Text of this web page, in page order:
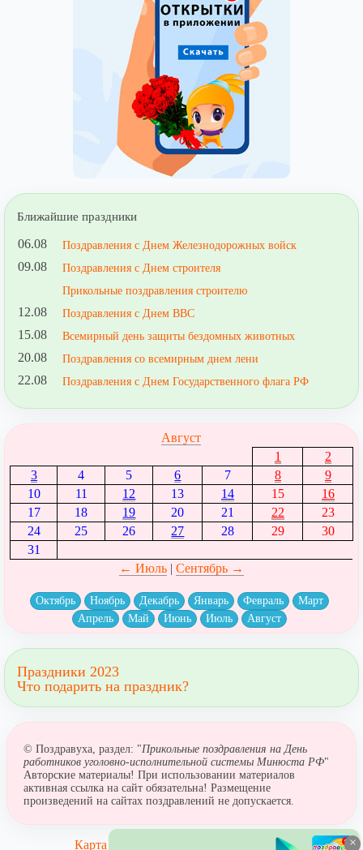
Ближайшие праздники
06.08 Поздравления с Днем Железнодорожных войск
09.08
Поздравления с Днем строителя
Прикольные поздравления строителю
12.08 Поздравления с Днем ВВС
15.08 Всемирный день защиты бездомных животных
20.08 Поздравления со всемирным днем лени
22.08 Поздравления с Днем Государственного флага РФ
Август
1
2
3
4 5 6 7 8
9
10
11 12 13 14 15
16
17
18 19 20 21 22
23
24
25 26 27 28 29
30
31
← Июль| Сентябрь →
Октябрь Ноябрь Декабрь Январь Февраль
Март
Апрель
Май Июнь Июль Август
Праздники 2023
Что подарить на праздник?
© Поздравуха, раздел: "Прикольные поздравления на День
работников уголовно-исполнительной системы Минюста РФ"
Авторские материалы! При использовании материалов
активная ссылка на сайт обязательна! Размещение
произведений на сайтах поздравлений не допускается.
Карта сайта
×